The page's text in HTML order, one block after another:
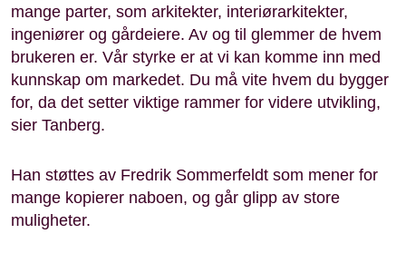
mange parter, som arkitekter, interiørarkitekter,
ingeniører og gårdeiere. Av og til glemmer de hvem
brukeren er. Vår styrke er at vi kan komme inn med
kunnskap om markedet. Du må vite hvem du bygger
for, da det setter viktige rammer for videre utvikling,
sier Tanberg.
Han støttes av Fredrik Sommerfeldt som mener for
mange kopierer naboen, og går glipp av store
muligheter.